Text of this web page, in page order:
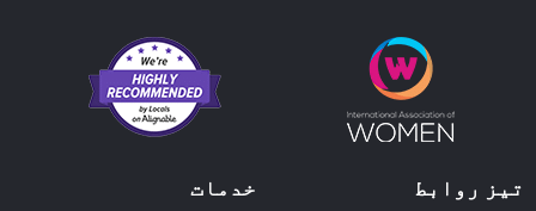
تیز روابط خدمات